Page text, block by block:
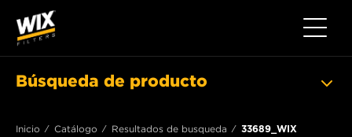
Toggle
Búsqueda de producto
Inicio Catálogo Resultados de busqueda 33689_WIX